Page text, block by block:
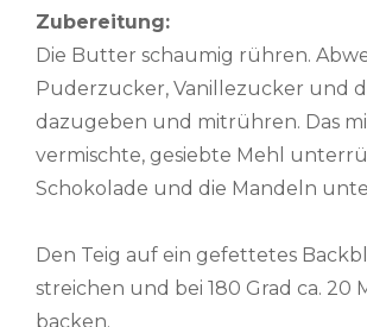
Zubereitung:
Die Butter schaumig rühren.
Puderzucker, Vanillezucker und
dazugeben und mitrühren. Das
vermischte, gesiebte Mehl
Schokolade und die Mandeln
Den Teig auf ein gefettetes
streichen und bei 180 Grad ca. 20
backen.